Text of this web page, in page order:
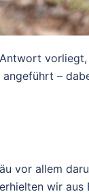
–
vor allem
wir aus